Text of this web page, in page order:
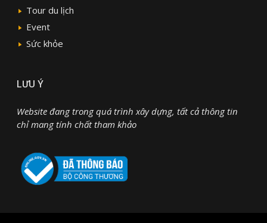
Tour du lịch
Event
Sức khỏe
LƯU Ý
Website đang trong quá trình xây dựng, tất cả thông tin
chỉ mang tính chất tham khảo